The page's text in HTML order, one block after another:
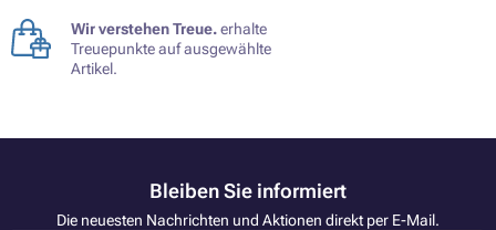
Wir verstehen Treue.erhalte
Treuepunkte auf ausgewählte
Artikel.
Bleiben Sie informiert
Die neuesten Nachrichten und Aktionen direkt per E-Mail.